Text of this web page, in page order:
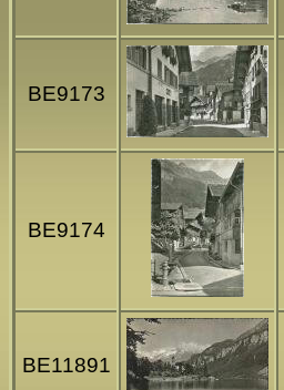
BE9173
BE9174
BE11891